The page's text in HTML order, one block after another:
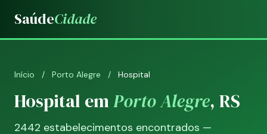
SaúdeCidade
Início / Porto Alegre / Hospital
Hospital emPorto Alegre, RS
2442 estabelecimentos encontrados —